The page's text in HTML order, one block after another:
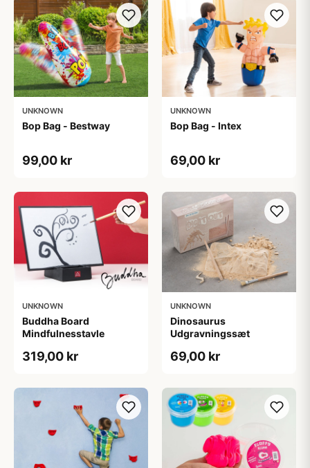
UNKNOWN
Bop Bag - Bestway
99,00 kr
UNKNOWN
Bop Bag - Intex
69,00 kr
UNKNOWN
Buddha Board
Mindfulnesstavle
319,00 kr
UNKNOWN
Dinosaurus
Udgravningssæt
69,00 kr